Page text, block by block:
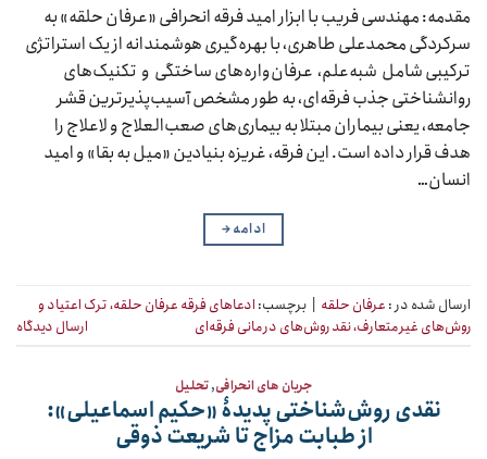
مقدمه: مهندسی فریب با ابزار امید فرقه انحرافی «عرفان حلقه» به
سرکردگی محمدعلی طاهری، با بهره‌گیری هوشمندانه از یک استراتژی
ترکیبی شامل شبه‌علم، عرفان‌واره‌های ساختگی و تکنیک‌های
روانشناختی جذب فرقه‌ای، به طور مشخص آسیب‌پذیرترین قشر
جامعه، یعنی بیماران مبتلا به بیماری‌های صعب‌العلاج و لاعلاج را
هدف قرار داده است. این فرقه، غریزه بنیادین «میل به بقا» و امید
انسان…
ادامه→
ارسال شده در : عرفان حلقه | برچسب: ادعاهای فرقه عرفان حلقه، ترک اعتیاد و
روش‌های غیرمتعارف، نقد روش‌های درمانی فرقه‌ای
ارسال دیدگاه
جریان های انحرافی,تحلیل
نقدی روش‌شناختی پدیدۀ «حکیم اسماعیلی»:
از طبابت مزاج تا شریعت ذوقی